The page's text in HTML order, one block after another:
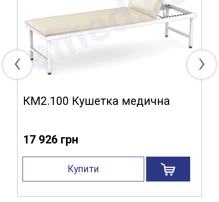
‹
КМ2.100 Кушетка медична
17 926 грн
Купити
›